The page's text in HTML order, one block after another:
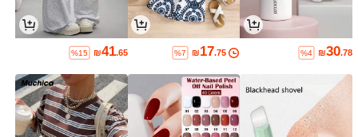
₪30.78
%4
₪17.75
%7
₪41.65
%15